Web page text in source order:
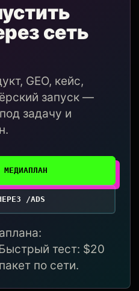
сеть
GEO, кейс,
запуск —
задачу и
МЕДИАПЛАН
/ADS
тест: $20
по сети.